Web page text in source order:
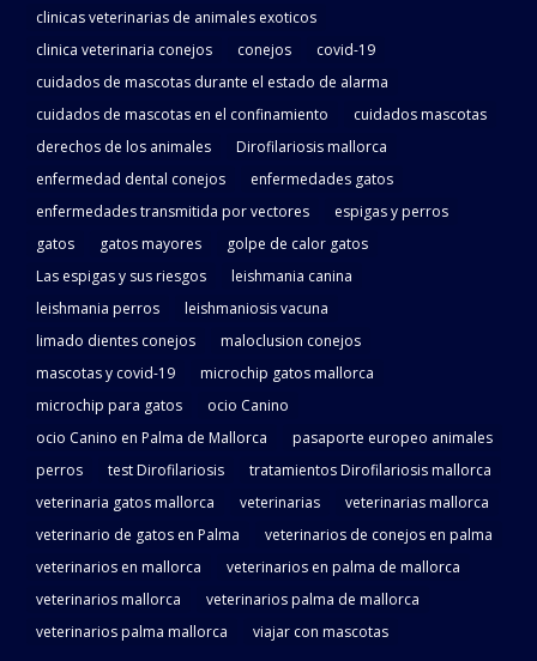
clinicas veterinarias de animales exoticos
clinica veterinaria conejos
conejos
covid-19
cuidados de mascotas durante el estado de alarma
cuidados de mascotas en el confinamiento
cuidados mascotas
derechos de los animales
Dirofilariosis mallorca
enfermedad dental conejos
enfermedades gatos
enfermedades transmitida por vectores
espigas y perros
gatos
gatos mayores
golpe de calor gatos
Las espigas y sus riesgos
leishmania canina
leishmania perros
leishmaniosis vacuna
limado dientes conejos
maloclusion conejos
mascotas y covid-19
microchip gatos mallorca
microchip para gatos
ocio Canino
ocio Canino en Palma de Mallorca
pasaporte europeo animales
perros
test Dirofilariosis
tratamientos Dirofilariosis mallorca
veterinaria gatos mallorca
veterinarias
veterinarias mallorca
veterinario de gatos en Palma
veterinarios de conejos en palma
veterinarios en mallorca
veterinarios en palma de mallorca
veterinarios mallorca
veterinarios palma de mallorca
veterinarios palma mallorca
viajar con mascotas